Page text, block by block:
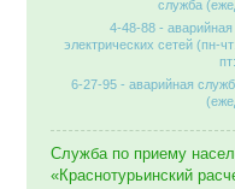
служба
4-48-88 -
электрических сетей (пн-
6-27-95 - аварийная
Служба по приему
«Краснотурьинский